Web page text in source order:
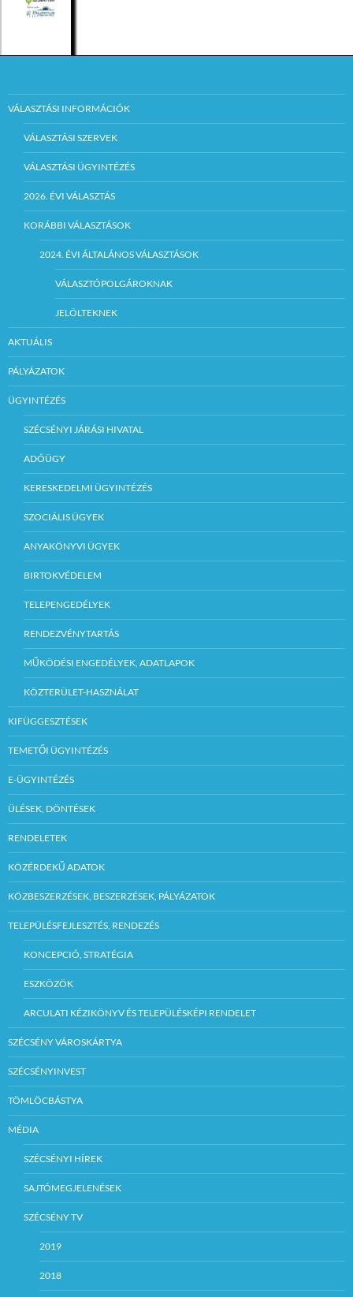
VÁLASZTÁSI INFORMÁCIÓK
VÁLASZTÁSI SZERVEK
VÁLASZTÁSI ÜGYINTÉZÉS
2026. ÉVI VÁLASZTÁS
KORÁBBI VÁLASZTÁSOK
2024. ÉVI ÁLTALÁNOS VÁLASZTÁSOK
VÁLASZTÓPOLGÁROKNAK
JELÖLTEKNEK
AKTUÁLIS
PÁLYÁZATOK
ÜGYINTÉZÉS
SZÉCSÉNYI JÁRÁSI HIVATAL
ADÓÜGY
KERESKEDELMI ÜGYINTÉZÉS
SZOCIÁLIS ÜGYEK
ANYAKÖNYVI ÜGYEK
BIRTOKVÉDELEM
TELEPENGEDÉLYEK
RENDEZVÉNYTARTÁS
MŰKÖDÉSI ENGEDÉLYEK, ADATLAPOK
KÖZTERÜLET-HASZNÁLAT
KIFÜGGESZTÉSEK
TEMETŐI ÜGYINTÉZÉS
E-ÜGYINTÉZÉS
ÜLÉSEK, DÖNTÉSEK
RENDELETEK
KÖZÉRDEKŰ ADATOK
KÖZBESZERZÉSEK, BESZERZÉSEK, PÁLYÁZATOK
TELEPÜLÉSFEJLESZTÉS, RENDEZÉS
KONCEPCIÓ, STRATÉGIA
ESZKÖZÖK
ARCULATI KÉZIKÖNYV ÉS TELEPÜLÉSKÉPI RENDELET
SZÉCSÉNY VÁROSKÁRTYA
SZÉCSÉNYINVEST
TÖMLÖCBÁSTYA
MÉDIA
SZÉCSÉNYI HÍREK
SAJTÓMEGJELENÉSEK
SZÉCSÉNY TV
2019
2018